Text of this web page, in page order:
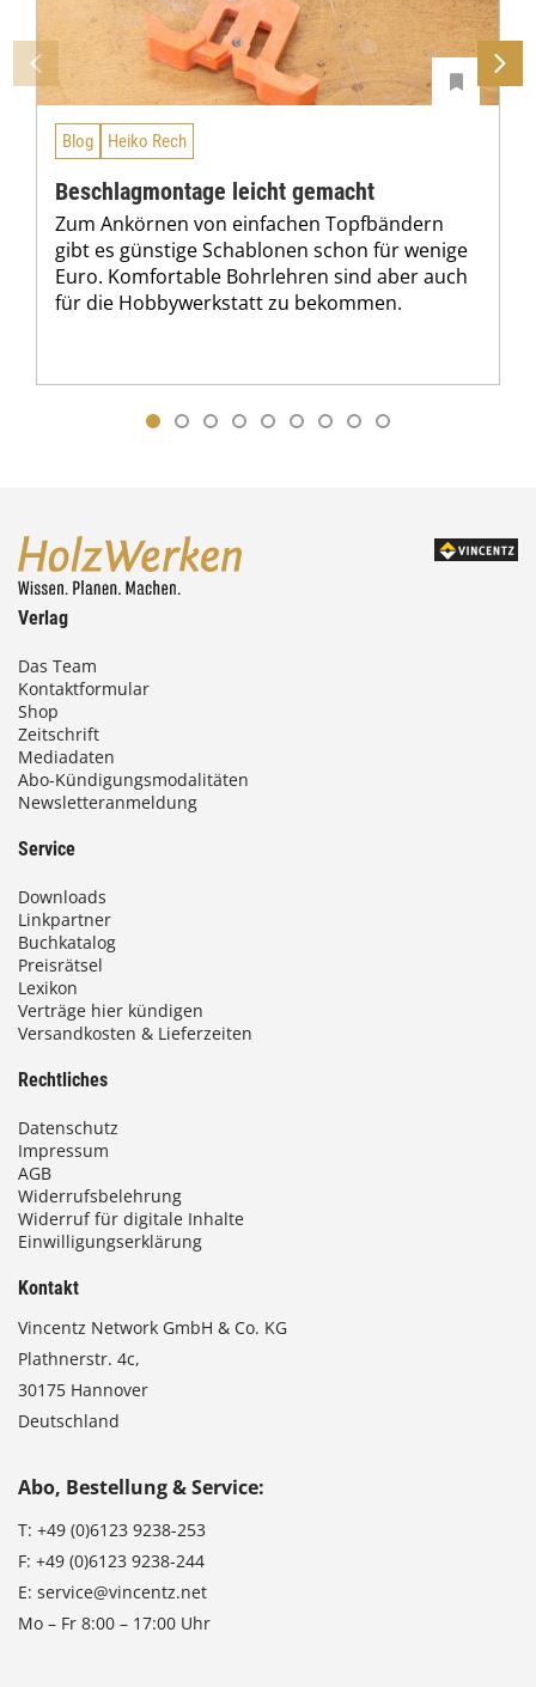
Blog Heiko Rech
Beschlagmontage leicht gemacht
Zum Ankörnen von einfachen Topfbändern
gibt es günstige Schablonen schon für wenige
Euro. Komfortable Bohrlehren sind aber auch
für die Hobbywerkstatt zu bekommen.
Verlag
Das Team
Kontaktformular
Shop
Zeitschrift
Mediadaten
Abo-Kündigungsmodalitäten
Newsletteranmeldung
Service
Downloads
Linkpartner
Buchkatalog
Preisrätsel
Lexikon
Verträge hier kündigen
Versandkosten & Lieferzeiten
Rechtliches
Datenschutz
Impressum
AGB
Widerrufsbelehrung
Widerruf für digitale Inhalte
Einwilligungserklärung
Kontakt
Vincentz Network GmbH & Co. KG
Plathnerstr. 4c,
30175 Hannover
Deutschland
Abo, Bestellung & Service:
T: +49 (0)6123 9238-253
F: +49 (0)6123 9238-244
E: service@vincentz.net
Mo – Fr 8:00 – 17:00 Uhr